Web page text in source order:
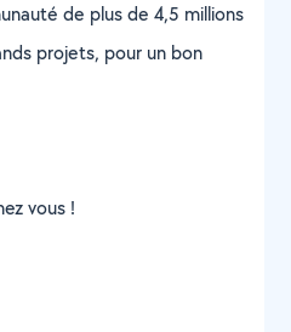
de plus de 4,5 millions
projets, pour un bon
vous !